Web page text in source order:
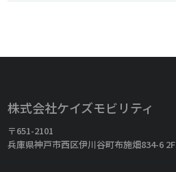
株式会社ケイズモビリティ
〒651-2101
兵庫県神戸市西区伊川谷町布施畑834-6 2F